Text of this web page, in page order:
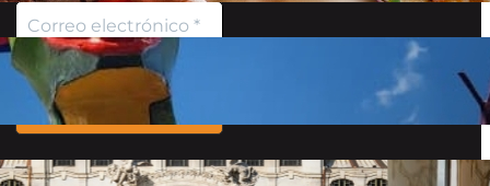
No enviamos spam Lee